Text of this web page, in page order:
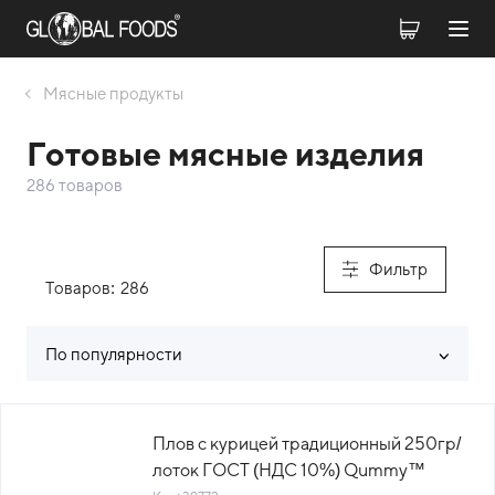
Мясные продукты
Готовые мясные изделия
286 товаров
Фильтр
Товаров: 286
По популярности
Плов с курицей традиционный 250гр/
лоток ГОСТ (НДС 10%) Qummy™